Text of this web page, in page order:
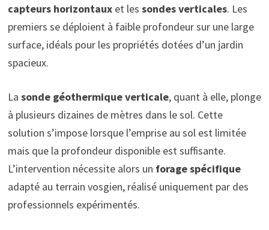
capteurs horizontauxet les sondes verticales. Les
premiers se déploient à faible profondeur sur une large
surface, idéals pour les propriétés dotées d’un jardin
spacieux.
La sonde géothermique verticale, quant à elle, plonge
à plusieurs dizaines de mètres dans le sol. Cette
solution s’impose lorsque l’emprise au sol est limitée
mais que la profondeur disponible est suffisante.
L’intervention nécessite alors un forage spécifique
adapté au terrain vosgien, réalisé uniquement par des
professionnels expérimentés.